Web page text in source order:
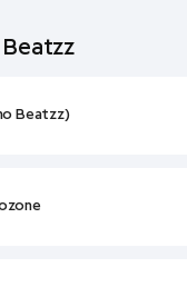
Beatzz
Beatzz)